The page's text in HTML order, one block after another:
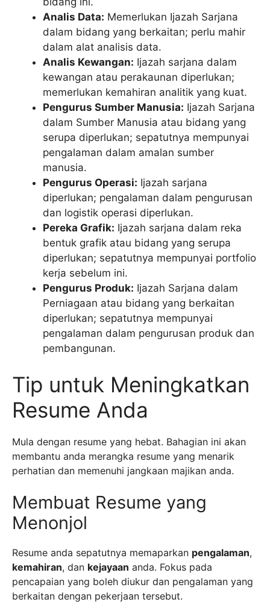
Analis Data: Memerlukan Ijazah Sarjana
dalam bidang yang berkaitan; perlu mahir
dalam alat analisis data.
Analis Kewangan: Ijazah sarjana dalam
kewangan atau perakaunan diperlukan;
memerlukan kemahiran analitik yang kuat.
Pengurus Sumber Manusia: Ijazah Sarjana
dalam Sumber Manusia atau bidang yang
serupa diperlukan; sepatutnya mempunyai
pengalaman dalam amalan sumber
manusia.
Pengurus Operasi: Ijazah sarjana
diperlukan; pengalaman dalam pengurusan
dan logistik operasi diperlukan.
Pereka Grafik: Ijazah sarjana dalam reka
bentuk grafik atau bidang yang serupa
diperlukan; sepatutnya mempunyai portfolio
kerja sebelum ini.
Pengurus Produk: Ijazah Sarjana dalam
Perniagaan atau bidang yang berkaitan
diperlukan; sepatutnya mempunyai
pengalaman dalam pengurusan produk dan
pembangunan.
Tip untuk Meningkatkan
Resume Anda
Mula dengan resume yang hebat. Bahagian ini akan
membantu anda merangka resume yang menarik
perhatian dan memenuhi jangkaan majikan anda.
Membuat Resume yang
Menonjol
Resume anda sepatutnya memaparkan pengalaman,
kemahiran, dan kejayaan anda. Fokus pada
pencapaian yang boleh diukur dan pengalaman yang
berkaitan dengan pekerjaan tersebut.